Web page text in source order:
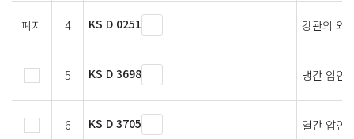
폐지 4 KS D 0251 강관의 와
5 KS D 3698 냉간 압연
6 KS D 3705 열간 압연